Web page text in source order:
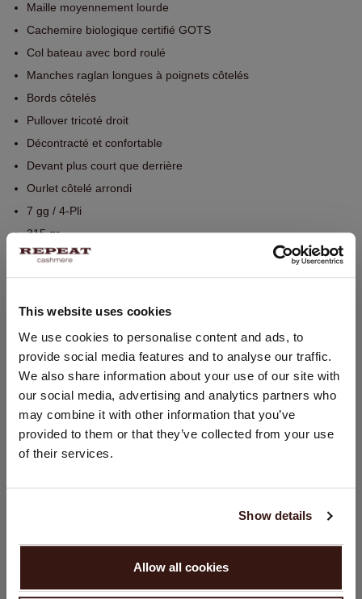
This website uses cookies
We use cookies to personalise content and ads, to
provide social media features and to analyse our traffic.
We also share information about your use of our site with
our social media, advertising and analytics partners who
may combine it with other information that you’ve
provided to them or that they’ve collected from your use
of their services.
Show details
Allow all cookies
Maille moyennement lourde
Cachemire biologique certifié GOTS
Col bateau avec bord roulé
Manches raglan longues à poignets côtelés
Bords côtelés
Pullover tricoté droit
Décontracté et confortable
Devant plus court que derrière
Ourlet côtelé arrondi
7 gg / 4-Pli
315 gr
Lavage à la main, nettoyage à sec autorisé
100% Cachemire organique
TAILLE & COUPE
LIVRAISON ET RETOURS
VOUS ALLEZ ADORER ÇA
CHANGER DE PAYS
Vous visitez Repeat cashmere depuis Suisse (CHF).
Souhaitez-vous mettre à jour votre localisation ?
États-Unis ($)
CONTINUER